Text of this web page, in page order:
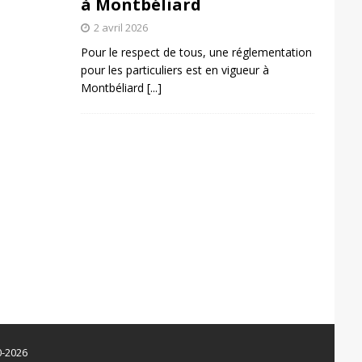
à Montbéliard
2 avril 2026
Pour le respect de tous, une réglementation
pour les particuliers est en vigueur à
Montbéliard [...]
2026